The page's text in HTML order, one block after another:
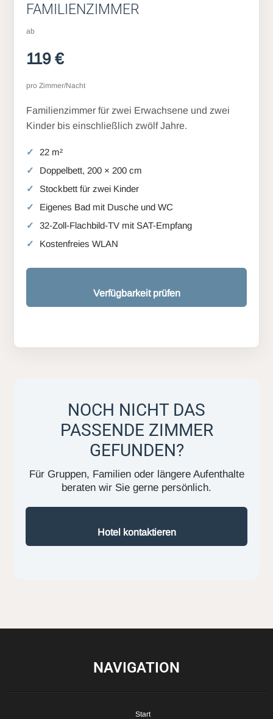
FAMILIENZIMMER
ab
119 €
pro Zimmer/Nacht
Familienzimmer für zwei Erwachsene und zwei
Kinder bis einschließlich zwölf Jahre.
22 m²
Doppelbett, 200 × 200 cm
Stockbett für zwei Kinder
Eigenes Bad mit Dusche und WC
32-Zoll-Flachbild-TV mit SAT-Empfang
Kostenfreies WLAN
Verfügbarkeit prüfen
NOCH NICHT DAS
PASSENDE ZIMMER
GEFUNDEN?
Für Gruppen, Familien oder längere Aufenthalte
beraten wir Sie gerne persönlich.
Hotel kontaktieren
NAVIGATION
Start